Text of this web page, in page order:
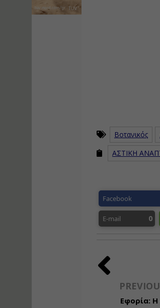
Βοτανικός
ΑΣΤΙΚΗ
Facebook
E-mail 0
Εφορία: